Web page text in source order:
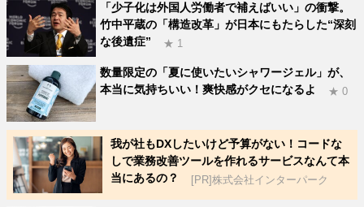
「少子化は外国人労働者で補えばいい」の衝撃。
竹中平蔵の「構造改革」が日本にもたらした“深刻
な後遺症”
★ 1
数量限定の「夏に使いたいシャワージェル」が、
本当に気持ちいい！爽快感がクセになるよ
★ 0
我が社もDXしたいけど予算がない！コードな
しで業務改善ツールを作れるサービスなんて本
当にあるの？
[PR]株式会社インターパーク